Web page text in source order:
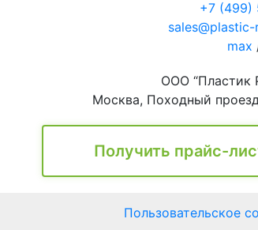
+7 (499)
max
ООО “Пластик
Москва, Походный
Получить прайс-
Пользовательское